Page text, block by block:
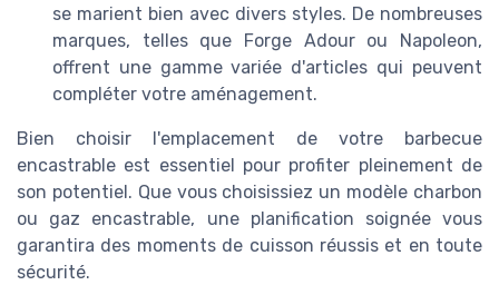
se marient bien avec divers styles. De nombreuses
marques, telles que Forge Adour ou Napoleon,
offrent une gamme variée d'articles qui peuvent
compléter votre aménagement.
Bien choisir l'emplacement de votre barbecue
encastrable est essentiel pour profiter pleinement de
son potentiel. Que vous choisissiez un modèle charbon
ou gaz encastrable, une planification soignée vous
garantira des moments de cuisson réussis et en toute
sécurité.